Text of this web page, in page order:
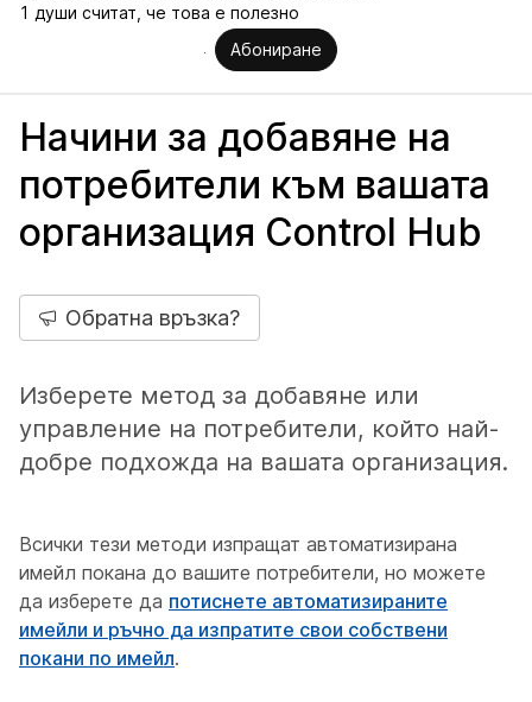
1 души считат, че това е полезно
Абониране
Начини за добавяне на
потребители към вашата
организация Control Hub
Обратна връзка?
Изберете метод за добавяне или
управление на потребители, който най-
добре подхожда на вашата организация.
Всички тези методи изпращат автоматизирана
имейл покана до вашите потребители, но можете
да изберете да потиснете автоматизираните
имейли и ръчно да изпратите свои собствени
покани по имейл.